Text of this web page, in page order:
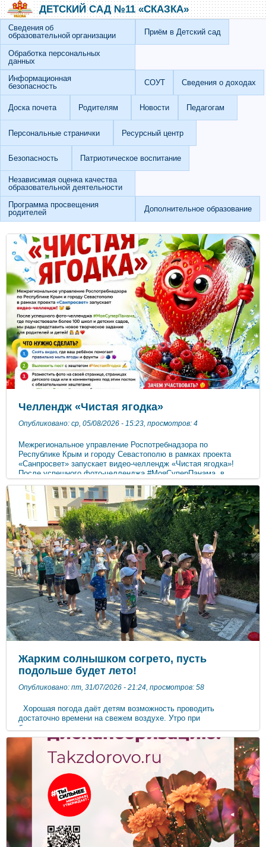
Перейти к основному содержанию
Skip to searchДЕТСКИЙ САД №11 «СКАЗКА»
Сведения об
образовательной организации
Приём в Детский сад
Обработка персональных
данных
Информационная
безопасность
СОУТ Сведения о доходах
Доска почета Родителям Новости Педагогам
Персональные странички Ресурсный центр
Безопасность Патриотическое воспитание
Независимая оценка качества
образовательной деятельности
Программа просвещения
родителей
Дополнительное образование
Челлендж «Чистая ягодка»
Опубликовано: ср, 05/08/2026 - 15:23, просмотров: 4
Межрегиональное управление Роспотребнадзора по
Республике Крым и городу Севастополю в рамках проекта
«Санпросвет» запускает видео-челлендж «Чистая ягодка»!
После успешного фото-челленджа #МояCуперПанама, в
котором поучаствовали более 100 школ и детских садов, мы
рады представить новое творческое задание для родителей и
детей! Что нужно сделать? 1. Снять видео, где ваш ребёнок
помогает правильно мыть ягоды и фрукты 2. Выложить пост с
хештегом #ЧистаяЯгодка 3. Разместить фото на своей
странице, страницы детского сада или в комментариях под
этим постом с обязательными хештегами: • #ЧистаяЯгодка
#роспотребнадзор_крым (если вы из Крыма) • #ЧистаяЯгодка
#роспотребнадзор_севастополь (если вы из Севастополя)
Зачем участвовать? • Научить детей заботиться о здоровье! •
Вдохновить других! Присоединяйтесь к челленджу «Чистая
ягодка» и делитесь своими летними моментами с нами! Мы
ждём ваши творческие работы!
Жарким солнышком согрето, пусть
подольше будет лето!
Опубликовано: пт, 31/07/2026 - 21:24, просмотров: 58
Хорошая погода даёт детям возможность проводить
достаточно времени на свежем воздухе. Утро при
благоприятных климатических условиях начинается с
гимнастики на свежем воздухе, которая заряжала бодростью
и энергией на предстоящий день, поднимает настроение
детей. На прогулке дети охотно наблюдают за погодой,
растениями, насекомыми, рисуют, участвуют в сюжетно-
ролевых играх, играх с водой и песком, разыгрывают игровые
ситуации и др. На участках имеется разнообразный материал
для игр детей: песочные наборы, формочки, ведра, материал
для развития движений, самостоятельной двигательной
активности, для сюжетно-ролевых игр, игр и опытов с водой и
почвой. За лето дети вырастут, отдохнут, повзрослеют,
укрепят свое здоровье, научатся ещё лучше понимать
удивительный, мир растений и животных. ***